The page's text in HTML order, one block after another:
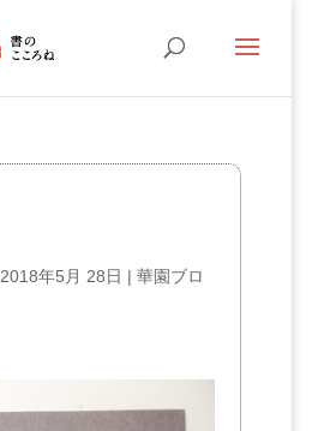
2018年5月 28日 | 華園ブロ